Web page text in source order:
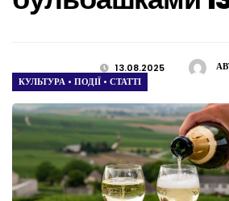
13.08.2025
КУЛЬТУРА • ПОДІЇ • СТАТТІ